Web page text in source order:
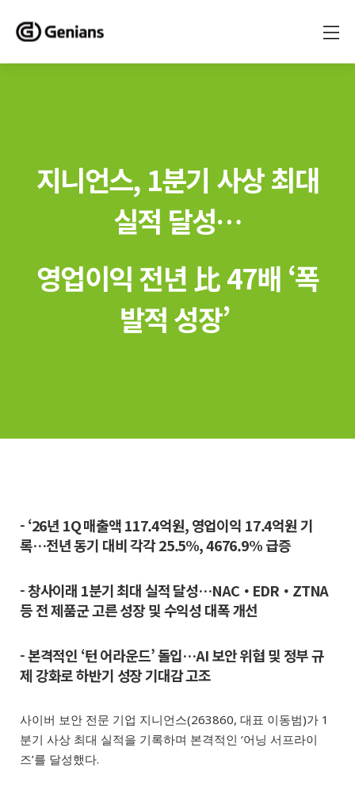
지니언스, 1분기 사상 최대
실적 달성…
영업이익 전년 比 47배 ‘폭
발적 성장’
- ‘26년 1Q 매출액 117.4억원, 영업이익 17.4억원 기
록…전년 동기 대비 각각 25.5%, 4676.9% 급증
- 창사이래 1분기 최대 실적 달성…NAC・EDR・ZTNA
등 전 제품군 고른 성장 및 수익성 대폭 개선
- 본격적인 ‘턴 어라운드’ 돌입…AI 보안 위협 및 정부 규
제 강화로 하반기 성장 기대감 고조
사이버 보안 전문 기업 지니언스(263860, 대표 이동범)가 1
분기 사상 최대 실적을 기록하며 본격적인 ‘어닝 서프라이
즈’를 달성했다.